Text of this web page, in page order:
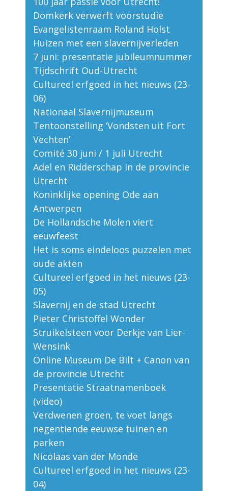
Domkerk verwerft voorstudie
Evangelistenraam Roland Holst
Huizen met een slavernijverleden
7 juni: presentatie jubileumnummer
Tijdschrift Oud-Utrecht
Cultureel erfgoed in het nieuws (23-
06)
Nationaal Slavernijmuseum
Tentoonstelling ‘Vondsten uit Fort
Vechten’
Comité 30 juni / 1 juli Utrecht
Adel en Ridderschap in de provincie
Utrecht
Koninklijke opening Ode aan
Antwerpen
De Hollandsche Molen viert
eeuwfeest
Het is soms eindeloos puzzelen met
oude akten
Cultureel erfgoed in het nieuws (23-
05)
Slavernij en de stad Utrecht
Pieter Christoffel Wonder
Struikelsteen voor Derkje van Lier-
Wensink
Online Museum De Bilt + Canon van
de provincie Utrecht
Presentatie Straatnamenboek
(video)
Verdwenen groen, te voet langs
negentiende eeuwse tuinen en
parken
Nicolaas van der Monde
Cultureel erfgoed in het nieuws (23-
04)